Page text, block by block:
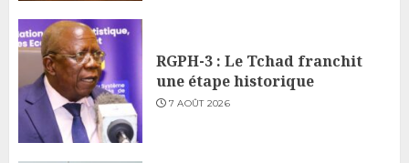
RGPH-3 : Le Tchad franchit
une étape historique
7 AOÛT 2026